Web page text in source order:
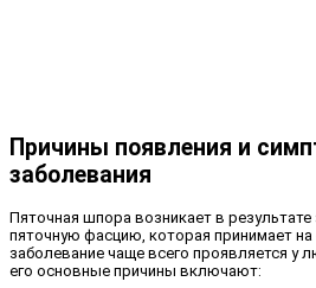
Причины появления и
заболевания
Пяточная шпора возникает в результате
пяточную фасцию, которая принимает на
заболевание чаще всего проявляется у
его основные причины включают: